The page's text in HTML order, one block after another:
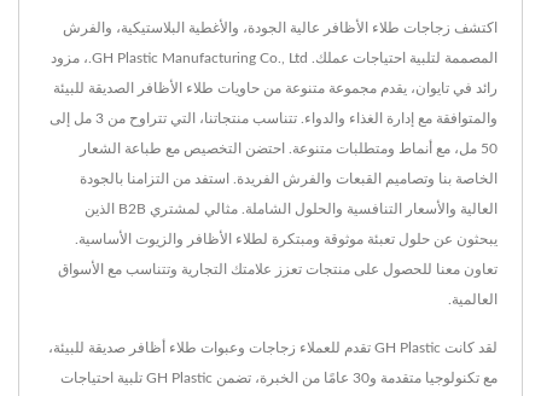
اكتشف زجاجات طلاء الأظافر عالية الجودة، والأغطية البلاستيكية، والفرش
المصممة لتلبية احتياجات عملك. GH Plastic Manufacturing Co., Ltd.، مزود
رائد في تايوان، يقدم مجموعة متنوعة من حاويات طلاء الأظافر الصديقة للبيئة
والمتوافقة مع إدارة الغذاء والدواء. تتناسب منتجاتنا، التي تتراوح من 3 مل إلى
50 مل، مع أنماط ومتطلبات متنوعة. احتضن التخصيص مع طباعة الشعار
الخاصة بنا وتصاميم القبعات والفرش الفريدة. استفد من التزامنا بالجودة
العالية والأسعار التنافسية والحلول الشاملة. مثالي لمشتري B2B الذين
يبحثون عن حلول تعبئة موثوقة ومبتكرة لطلاء الأظافر والزيوت الأساسية.
تعاون معنا للحصول على منتجات تعزز علامتك التجارية وتتناسب مع الأسواق
العالمية.
لقد كانت GH Plastic تقدم للعملاء زجاجات وعبوات طلاء أظافر صديقة للبيئة،
مع تكنولوجيا متقدمة و30 عامًا من الخبرة، تضمن GH Plastic تلبية احتياجات